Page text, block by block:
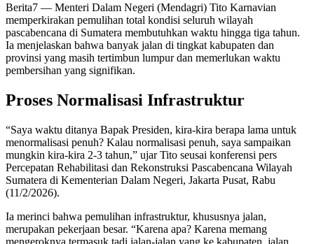
Berita7 — Menteri Dalam Negeri (Mendagri) Tito Karnavian
memperkirakan pemulihan total kondisi seluruh wilayah
pascabencana di Sumatera membutuhkan waktu hingga tiga tahun.
Ia menjelaskan bahwa banyak jalan di tingkat kabupaten dan
provinsi yang masih tertimbun lumpur dan memerlukan waktu
pembersihan yang signifikan.
Proses Normalisasi Infrastruktur
“Saya waktu ditanya Bapak Presiden, kira-kira berapa lama untuk
menormalisasi penuh? Kalau normalisasi penuh, saya sampaikan
mungkin kira-kira 2-3 tahun,” ujar Tito seusai konferensi pers
Percepatan Rehabilitasi dan Rekonstruksi Pascabencana Wilayah
Sumatera di Kementerian Dalam Negeri, Jakarta Pusat, Rabu
(11/2/2026).
Ia merinci bahwa pemulihan infrastruktur, khususnya jalan,
merupakan pekerjaan besar. “Karena apa? Karena memang
mengeroknya termasuk tadi jalan-jalan yang ke kabupaten, jalan